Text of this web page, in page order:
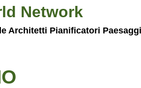
Architetti Pianificatori